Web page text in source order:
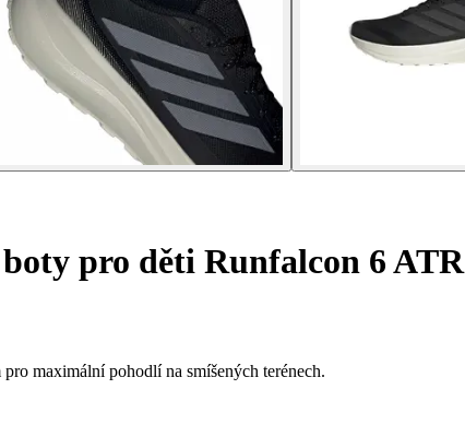
boty pro děti Runfalcon 6 ATR
maximální pohodlí na smíšených terénech.